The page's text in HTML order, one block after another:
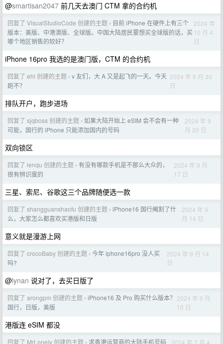
@smartisan2047 前几天去澳门 CTM 拿的合约机
回复了 VisualStudioCode 创建的主题 › 目前 iPhone 在硬件上有三个
版本：美版、中港澳版、全球版。中国大陆居民要想买全球版的话，买
哪个地区销售的较好？
2024 年
10 月 4
日
iPhone 16pro 我选的是澳门版，CTM 的合约机
回复了 ehl 创建的主题 › v 友们，大 A 又是起飞的一天。今天
跑不？
2024 年 9 月 30
日
排队开户，跑步进场
回复了 sjqboss 创建的主题 › 如果大陆开始上 eSIM 会不会有一种
可能，国行的 iPhone 只能添加国内的号码
2024 年 9
月 20 日
双向锁区
回复了 lenqu 创建的主题 › 有没有哪款手机是不那么大众的，
很有辨识度的
2024 年 9 月
17 日
三星、索尼、谷歌这三个品牌随便选一款
回复了 shangguanshaofu 创建的主题 › iPhone16 国行阉割了什
么，大家怎么都喜欢买港版和日版
2024 年 9
月 14 日
意义就是漫游上网
回复了 crocoBaby 创建的主题 › 今年 iphone16pro 没人买
吗?
2024 年 9 月 14
日
@lynan 说对了，去买日版了
回复了 arongpm 创建的主题 › iPhone16 及 Pro 购买什么版本？
国行，日版，美版
2024 年 9 月
10 日
港版连 eSIM 都没
回复了 MrLonely 创建的主题 › 求香港运营商的大陆手机号码 2024 年 7 月 4